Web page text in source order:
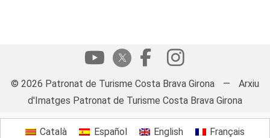
© 2026 Patronat de Turisme Costa Brava Girona —
Arxiu
d'Imatges Patronat de Turisme Costa Brava Girona
Català Español English Français